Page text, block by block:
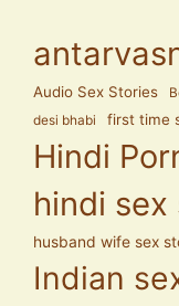
Audio Sex Stories
desi bhabi
first time
Hindi
hindi
husband wife sex
Indian